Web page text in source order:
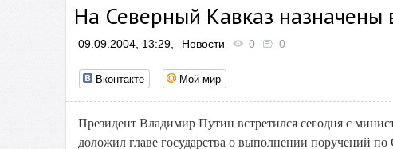
На Северный Кавказ назначены
09.09.2004, 13:29, Новости 0 0
Вконтакте Мой мир
Президент Владимир Путин встретился сегодня с
доложил главе государства о выполнении поручений по